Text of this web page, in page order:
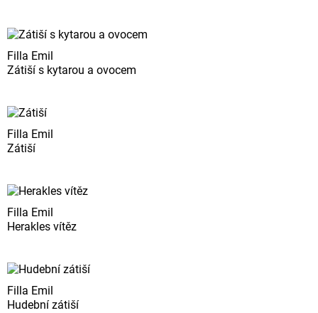
Filla Emil
Zátiší s kytarou a ovocem
Filla Emil
Zátiší
Filla Emil
Herakles vítěz
Filla Emil
Hudební zátiší